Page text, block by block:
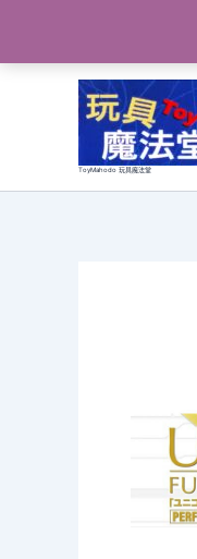
內
ToyMahodo 玩具魔法堂